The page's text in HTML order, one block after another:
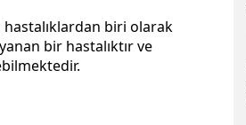
biri olarak
bir hastalıktır ve